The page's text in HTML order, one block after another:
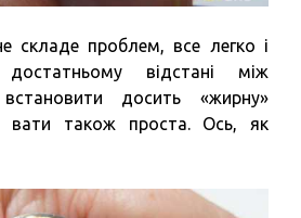
складе проблем, все легко і
відстані між
досить «жирну»
вати також проста. Ось, як